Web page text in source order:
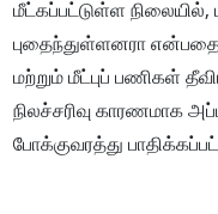
மீட்கப்பட்டுள்ள
புதைந்துள்ளனரா
மற்றும் மீட்புப் பணிகள்
நிலச்சரிவு காரணமாக
போக்குவரத்து